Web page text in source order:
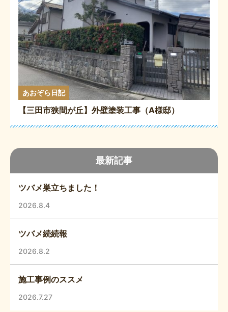
最新記事
ツバメ巣立ちました！
2026.8.4
ツバメ続続報
2026.8.2
施工事例のススメ
2026.7.27
あおぞら日記
【三田市狭間が丘】外壁塗装工事（A様邸）